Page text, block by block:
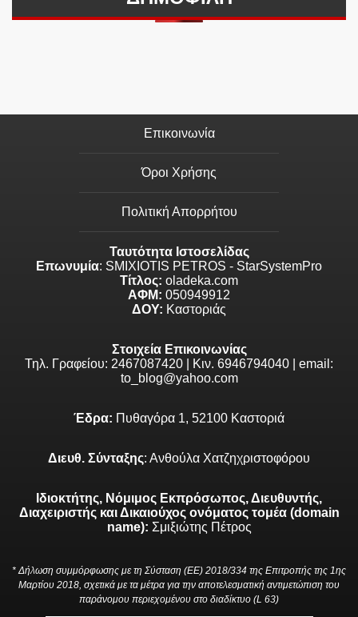
Επικοινωνία
Όροι Χρήσης
Πολιτική Απορρήτου
Ταυτότητα Ιστοσελίδας
Επωνυμία: SMIXIOTIS PETROS - StarSystemPro
Τίτλος: oladeka.com
ΑΦΜ: 050949912
ΔΟΥ: Καστοριάς
Στοιχεία Επικοινωνίας
Τηλ. Γραφείου: 2467087420 | Κιν. 6946794040 | email:
to_blog@yahoo.com
Έδρα: Πυθαγόρα 1, 52100 Καστοριά
Διευθ. Σύνταξης: Ανθούλα Χατζηχριστοφόρου
Ιδιοκτήτης, Νόμιμος Εκπρόσωπος, Διευθυντής,
Διαχειριστής και Δικαιούχος ονόματος τομέα (domain
name): Σμιξιώτης Πέτρος
* Δήλωση συμμόρφωσης με τη Σύσταση (ΕΕ) 2018/334 της Επιτροπής της 1ης
Μαρτίου 2018, σχετικά με τα μέτρα για την αποτελεσματική αντιμετώπιση του
παράνομου περιεχομένου στο διαδίκτυο (L 63)